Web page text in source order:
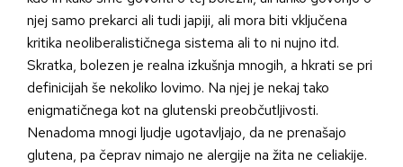
njej samo prekarci ali tudi japiji, ali mora biti vključena
kritika neoliberalističnega sistema ali to ni nujno itd.
Skratka, bolezen je realna izkušnja mnogih, a hkrati se pri
definicijah še nekoliko lovimo. Na njej je nekaj tako
enigmatičnega kot na glutenski preobčutljivosti.
Nenadoma mnogi ljudje ugotavljajo, da ne prenašajo
glutena, pa čeprav nimajo ne alergije na žita ne celiakije.